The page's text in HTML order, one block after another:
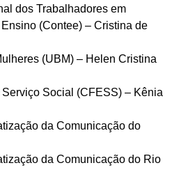
dos Trabalhadores em
(Contee) – Cristina de
(UBM) – Helen Cristina
Social (CFESS) – Kênia
da Comunicação do
da Comunicação do Rio